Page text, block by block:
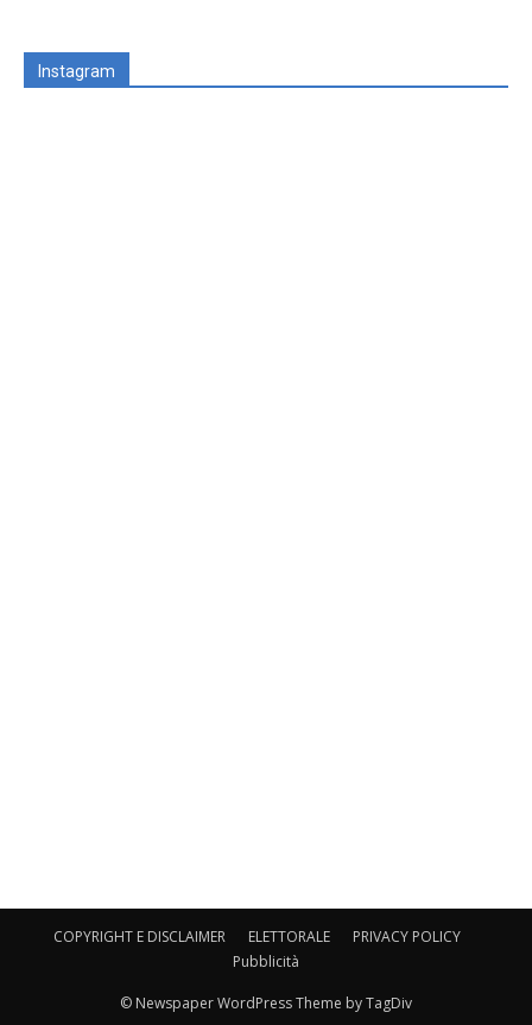
Instagram
COPYRIGHT E DISCLAIMER ELETTORALE
PRIVACY POLICY
Pubblicità
© Newspaper WordPress Theme by TagDiv